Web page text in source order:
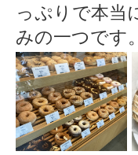
っぷりで本当
みの一つです